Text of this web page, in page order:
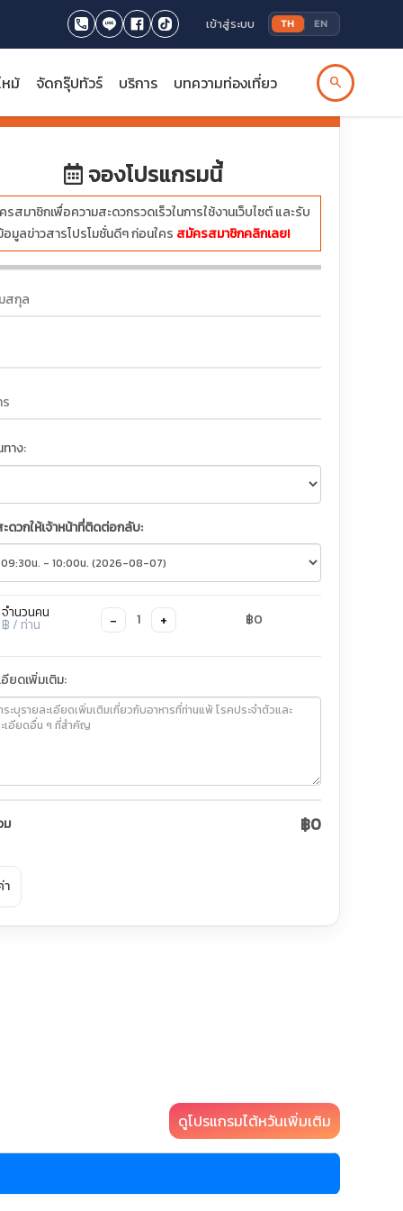
เข้าสู่ระบบ TH EN
หม้ จัดกรุ๊ปทัวร์ บริการ บทความท่องเที่ยว search
จองโปรแกรมนี้
สมาชิกเพื่อความสะดวกรวดเร็วในการใช้งานเว็บไซต์ และรับ
อมูลข่าวสารโปรโมชั่นดีๆ ก่อนใคร สมัครสมาชิกคลิกเลย!
าง:
ะดวกให้เจ้าหน้าที่ติดต่อกลับ:
จำนวนคน
฿ / ท่าน − 1 + ฿0
ยดเพิ่มเติม:
ม ฿0
า
ดูโปรแกรมไต้หวันเพิ่มเติม